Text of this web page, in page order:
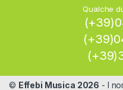
Qualche
© Effebi Musica 2026 - I